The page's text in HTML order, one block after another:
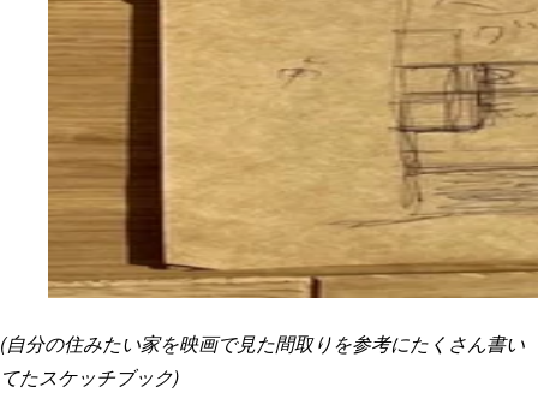
(自分の住みたい家を映画で見た間取りを参考にたくさん書い
てたスケッチブック)